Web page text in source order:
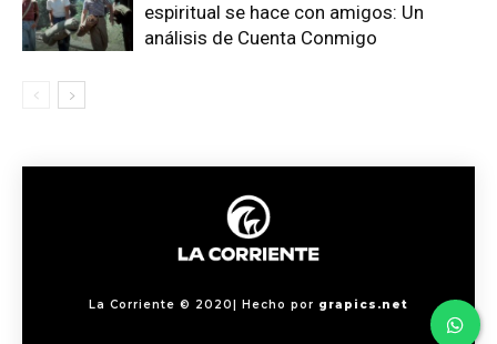
espiritual se hace con amigos: Un
análisis de Cuenta Conmigo
La Corriente © 2020| Hecho por grapics.net